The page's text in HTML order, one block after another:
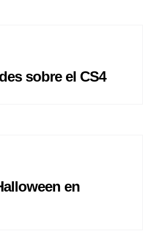
sobre el CS4
en